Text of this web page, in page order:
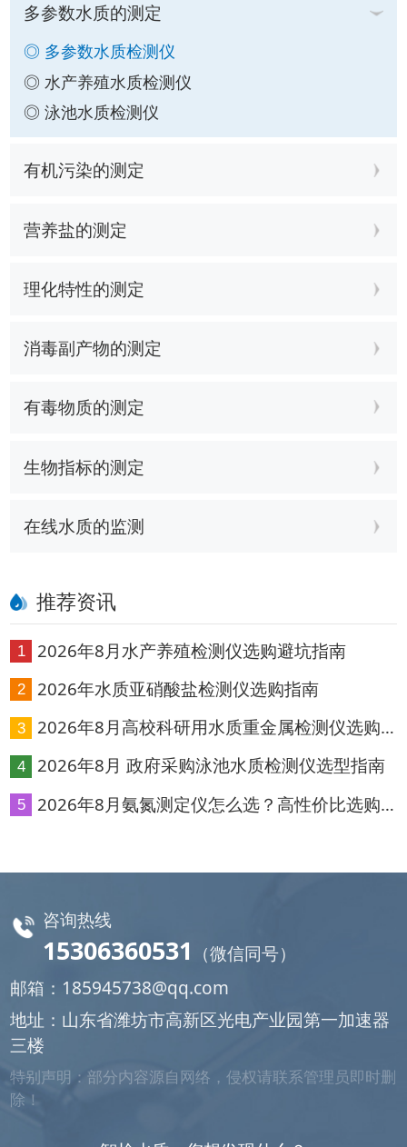
多参数水质的测定
◎ 多参数水质检测仪
◎ 水产养殖水质检测仪
◎ 泳池水质检测仪
有机污染的测定
营养盐的测定
理化特性的测定
消毒副产物的测定
有毒物质的测定
生物指标的测定
在线水质的监测
推荐资讯
1 2026年8月水产养殖检测仪选购避坑指南
2 2026年水质亚硝酸盐检测仪选购指南
3
2026年8月高校科研用水质重金属检测仪选购
指南
4 2026年8月 政府采购泳池水质检测仪选型指南
5
2026年8月氨氮测定仪怎么选？高性价比选购
咨询热线
15306360531
（微信同号）
邮箱： 185945738@qq.com
地址：山东省潍坊市高新区光电产业园第一加速器
三楼
特别声明：部分内容源自网络，侵权请联系管理员即时删
除！